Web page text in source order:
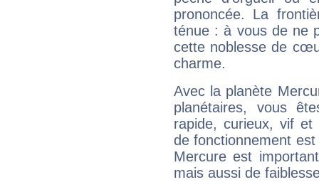
prononcée. La
ténue : à vous de ne
cette noblesse de
charme.
Avec la planète
planétaires, vous
rapide, curieux, vif et
de fonctionnement
Mercure est
mais aussi de